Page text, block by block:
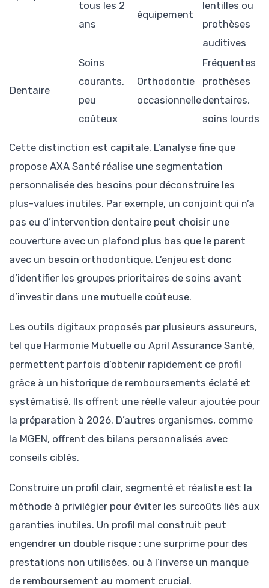
tous les 2
ans
équipement
lentilles ou
prothèses
auditives
Dentaire
Soins
courants,
peu
coûteux
Orthodontie
occasionnelle
Fréquentes
prothèses
dentaires,
soins lourds
Cette distinction est capitale. L’analyse fine que
propose AXA Santé réalise une segmentation
personnalisée des besoins pour déconstruire les
plus-values inutiles. Par exemple, un conjoint qui n’a
pas eu d’intervention dentaire peut choisir une
couverture avec un plafond plus bas que le parent
avec un besoin orthodontique. L’enjeu est donc
d’identifier les groupes prioritaires de soins avant
d’investir dans une mutuelle coûteuse.
Les outils digitaux proposés par plusieurs assureurs,
tel que Harmonie Mutuelle ou April Assurance Santé,
permettent parfois d’obtenir rapidement ce profil
grâce à un historique de remboursements éclaté et
systématisé. Ils offrent une réelle valeur ajoutée pour
la préparation à 2026. D’autres organismes, comme
la MGEN, offrent des bilans personnalisés avec
conseils ciblés.
Construire un profil clair, segmenté et réaliste est la
méthode à privilégier pour éviter les surcoûts liés aux
garanties inutiles. Un profil mal construit peut
engendrer un double risque : une surprime pour des
prestations non utilisées, ou à l’inverse un manque
de remboursement au moment crucial.